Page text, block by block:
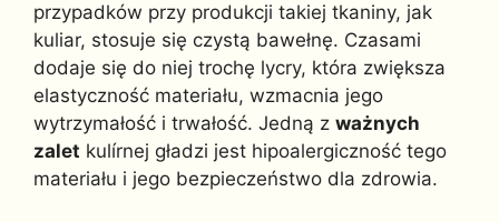
przypadków przy produkcji takiej tkaniny, jak
kuliar, stosuje się czystą bawełnę. Czasami
dodaje się do niej trochę lycry, która zwiększa
elastyczność materiału, wzmacnia jego
wytrzymałość i trwałość. Jedną z ważnych
zalet kulírnej gładzi jest hipoalergiczność tego
materiału i jego bezpieczeństwo dla zdrowia.